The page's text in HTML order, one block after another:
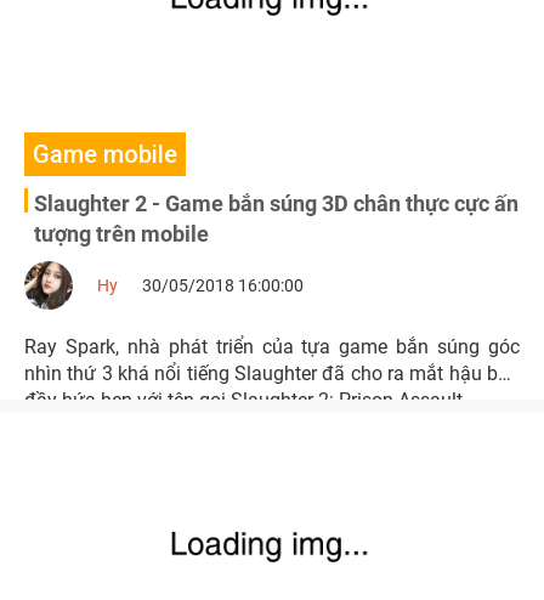
Game mobile
Slaughter 2 - Game bắn súng 3D chân thực cực ấn
tượng trên mobile
Hy 30/05/2018 16:00:00
Ray Spark, nhà phát triển của tựa game bắn súng góc
nhìn thứ 3 khá nổi tiếng Slaughter đã cho ra mắt hậu bản
đầy hứa hẹn với tên gọi Slaughter 2: Prison Assault.